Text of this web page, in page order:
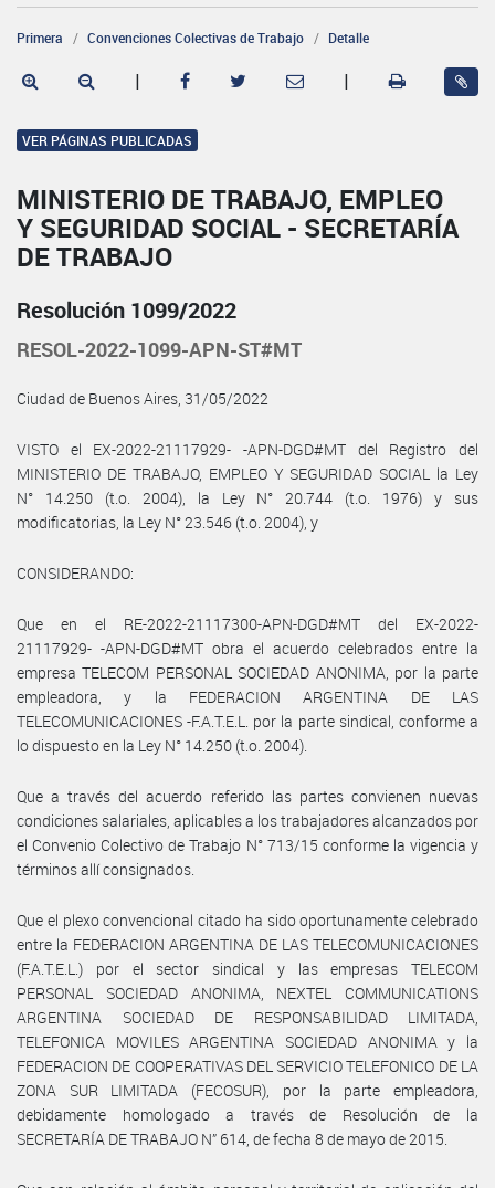
Primera Convenciones Colectivas de Trabajo Detalle
| |
VER PÁGINAS PUBLICADAS
MINISTERIO DE TRABAJO, EMPLEO
Y SEGURIDAD SOCIAL - SECRETARÍA
DE TRABAJO
Resolución 1099/2022
RESOL-2022-1099-APN-ST#MT
Ciudad de Buenos Aires, 31/05/2022
VISTO el EX-2022-21117929- -APN-DGD#MT del Registro del
MINISTERIO DE TRABAJO, EMPLEO Y SEGURIDAD SOCIAL la Ley
N° 14.250 (t.o. 2004), la Ley N° 20.744 (t.o. 1976) y sus
modificatorias, la Ley N° 23.546 (t.o. 2004), y
CONSIDERANDO:
Que en el RE-2022-21117300-APN-DGD#MT del EX-2022-
21117929- -APN-DGD#MT obra el acuerdo celebrados entre la
empresa TELECOM PERSONAL SOCIEDAD ANONIMA, por la parte
empleadora, y la FEDERACION ARGENTINA DE LAS
TELECOMUNICACIONES -F.A.T.E.L. por la parte sindical, conforme a
lo dispuesto en la Ley N° 14.250 (t.o. 2004).
Que a través del acuerdo referido las partes convienen nuevas
condiciones salariales, aplicables a los trabajadores alcanzados por
el Convenio Colectivo de Trabajo N° 713/15 conforme la vigencia y
términos allí consignados.
Que el plexo convencional citado ha sido oportunamente celebrado
entre la FEDERACION ARGENTINA DE LAS TELECOMUNICACIONES
(F.A.T.E.L.) por el sector sindical y las empresas TELECOM
PERSONAL SOCIEDAD ANONIMA, NEXTEL COMMUNICATIONS
ARGENTINA SOCIEDAD DE RESPONSABILIDAD LIMITADA,
TELEFONICA MOVILES ARGENTINA SOCIEDAD ANONIMA y la
FEDERACION DE COOPERATIVAS DEL SERVICIO TELEFONICO DE LA
ZONA SUR LIMITADA (FECOSUR), por la parte empleadora,
debidamente homologado a través de Resolución de la
SECRETARÍA DE TRABAJO N” 614, de fecha 8 de mayo de 2015.